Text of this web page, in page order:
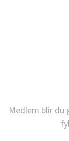
Medlem blir du